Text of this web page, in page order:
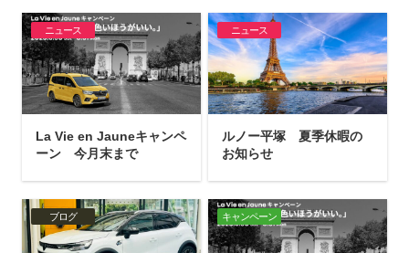
ニュース
La Vie en Jauneキャンペ
ーン 今月末まで
ニュース
ルノー平塚 夏季休暇の
お知らせ
ブログ キャンペーン